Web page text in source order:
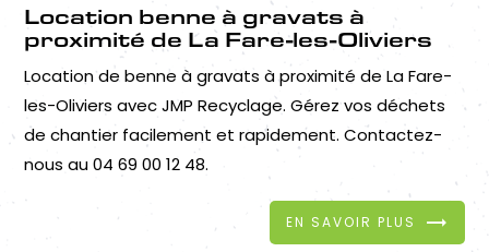
Location benne à gravats à
proximité de La Fare-les-Oliviers
Location de benne à gravats à proximité de La Fare-
les-Oliviers avec JMP Recyclage. Gérez vos déchets
de chantier facilement et rapidement. Contactez-
nous au 04 69 00 12 48.
EN SAVOIR PLUS